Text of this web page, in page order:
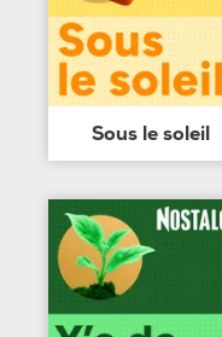
Sous le soleil